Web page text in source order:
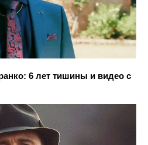
6 лет тишины и видео с